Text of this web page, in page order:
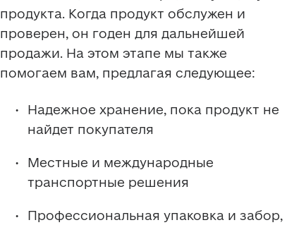
продукта. Когда продукт обслужен и
проверен, он годен для дальнейшей
продажи. На этом этапе мы также
помогаем вам, предлагая следующее:
Надежное хранение, пока продукт не
найдет покупателя
Местные и международные
транспортные решения
Профессиональная упаковка и забор,